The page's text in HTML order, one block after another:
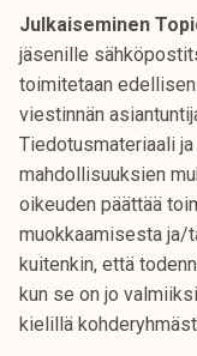
n
a
m
m
a
k
o
r
Julkaiseminen
jäsenille
toimitetaan
viestinnän
Tiedotusmateriaali
mahdollisuuksien
oikeuden päättää
muokkaamisesta ja/
kuitenkin, että
kun se on jo
kielillä